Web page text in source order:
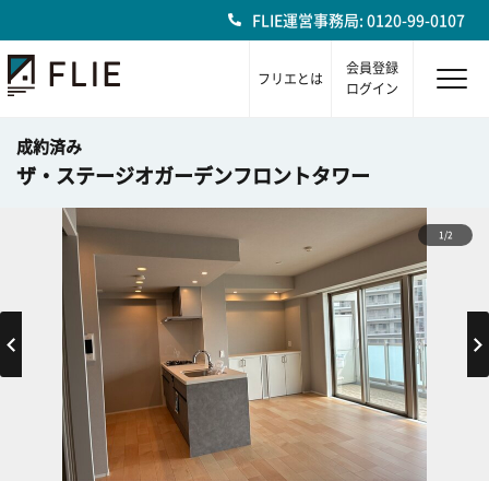
FLIE運営事務局: 0120-99-0107
フリエとは
会員登録
ログイン
成約済み
ザ・ステージオガーデンフロントタワー
1/2